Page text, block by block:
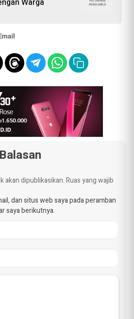
Warga
akan dipublikasikan.Ruas yang wajib
dan situs web saya pada peramban
saya berikutnya.